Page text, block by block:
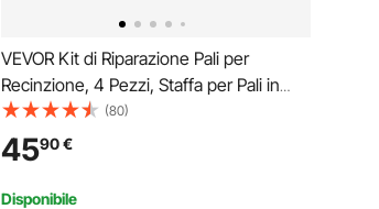
VEVOR Kit di Riparazione Pali per
Recinzione, 4 Pezzi, Staffa per Pali in
Acciaio, Interno 89 x 89 mm, Picchetto di
Ancoraggio a Terra per Riparare Pali di
Recinzione in Legno Appoggiati o Rotti
(80)
4590€
Disponibile